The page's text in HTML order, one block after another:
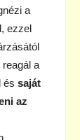
a
ezzel
a
és saját
az